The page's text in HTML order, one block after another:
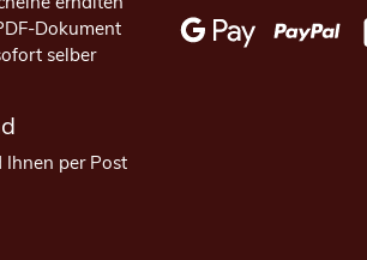
Dokument
selber
per Post